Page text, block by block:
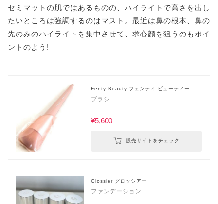
セミマットの肌ではあるものの、ハイライトで高さを出し
たいところは強調するのはマスト。最近は鼻の根本、鼻の
先のみのハイライトを集中させて、求心顔を狙うのもポイ
ントのよう!
Fenty Beauty フェンティ ビューティー
ブラシ
¥5,600
販売サイトをチェック
Glossier グロッシアー
ファンデーション